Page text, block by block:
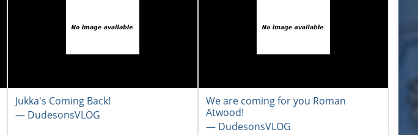
Jukka's Coming Back!
― DudesonsVLOG
We are coming for you Roman
Atwood!
― DudesonsVLOG